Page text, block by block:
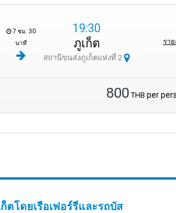
7 ชม. 30
นาที
19:30
ภูเก็ต
สถานีขนส่งภูเก็ตแห่งที่ 2
รา
800 THB per
ตโดยเรือเฟอร์รี่และรถบัส